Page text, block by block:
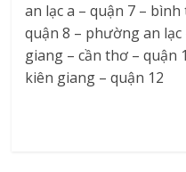
an lạc a – quận 7 –
quận 8 – phường an lạc
giang – cần thơ – quận
kiên giang – quận 12